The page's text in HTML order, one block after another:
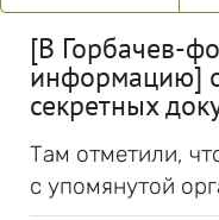
[В Горбачев-
информацию]
секретных
Там отметили,
с упомянутой